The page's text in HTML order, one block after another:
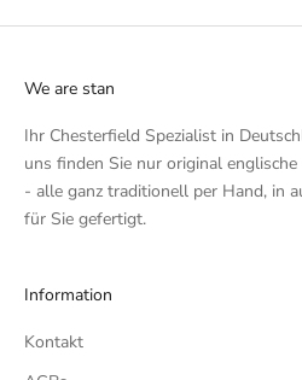
We are stan
Ihr Chesterfield Spezialist in
uns finden Sie nur original
- alle ganz traditionell per Hand, in
für Sie gefertigt.
Information
Kontakt